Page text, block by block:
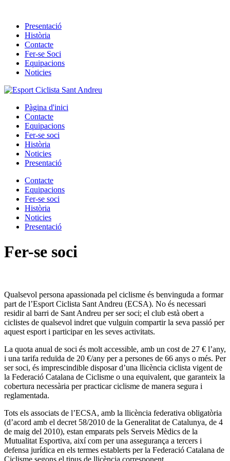
contentPresentació
Història
Contacte
Fer-se Soci
Equipacions
Noticies
Pàgina d'inici
Contacte
Equipacions
Fer-se soci
Història
Noticies
Presentació
Contacte
Equipacions
Fer-se soci
Història
Noticies
Presentació
Fer-se soci
Qualsevol persona apassionada pel ciclisme és benvinguda a formar
part de l’Esport Ciclista Sant Andreu (ECSA). No és necessari
residir al barri de Sant Andreu per ser soci; el club està obert a
ciclistes de qualsevol indret que vulguin compartir la seva passió per
aquest esport i participar en les seves activitats.
La quota anual de soci és molt accessible, amb un cost de 27 € l’any,
i una tarifa reduïda de 20 €/any per a persones de 66 anys o més. Per
ser soci, és imprescindible disposar d’una llicència ciclista vigent de
la Federació Catalana de Ciclisme o una equivalent, que garanteix la
cobertura necessària per practicar ciclisme de manera segura i
reglamentada.
Tots els associats de l’ECSA, amb la llicència federativa obligatòria
(d’acord amb el decret 58/2010 de la Generalitat de Catalunya, de 4
de maig del 2010), estan emparats pels Serveis Mèdics de la
Mutualitat Esportiva, així com per una assegurança a tercers i
defensa jurídica en els termes establerts per la Federació Catalana de
Ciclisme segons el tipus de llicència corresponent.